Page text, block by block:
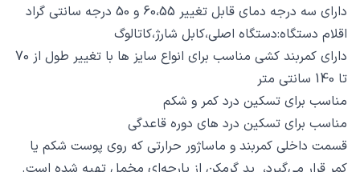
دارای سه درجه دمای قابل تغییر 60،55 و 50 درجه سانتی گراد
اقلام دستگاه:دستگاه اصلی،کابل شارژ،کاتالوگ
دارای کمربند کشی مناسب برای انواع سایز ها با تغییر طول از 70
تا 140 سانتی متر
مناسب برای تسکین درد کمر و شکم
مناسب برای تسکین درد های دوره قاعدگی
قسمت داخلی کمربند و ماساژور حرارتی که روی پوست شکم یا